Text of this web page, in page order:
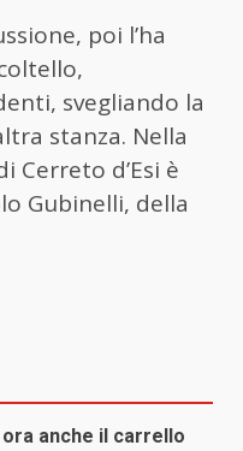
poi l’ha
svegliando la
stanza. Nella
Cerreto d’Esi è
Gubinelli, della
anche il carrello